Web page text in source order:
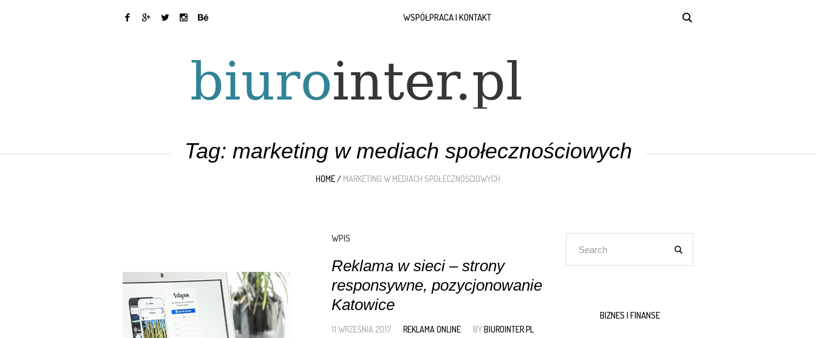
WSPÓŁPRACA I KONTAKT
Tag: marketing w mediach społecznościowych
HOME/ MARKETING W MEDIACH SPOŁECZNOŚCIOWYCH
WPIS
Reklama w sieci – strony
responsywne, pozycjonowanie
Katowice
11 WRZEŚNIA 2017 REKLAMA ONLINE BYBIUROINTER.PL
BIZNES I FINANSE